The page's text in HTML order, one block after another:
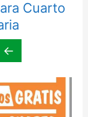
Cuarto
←